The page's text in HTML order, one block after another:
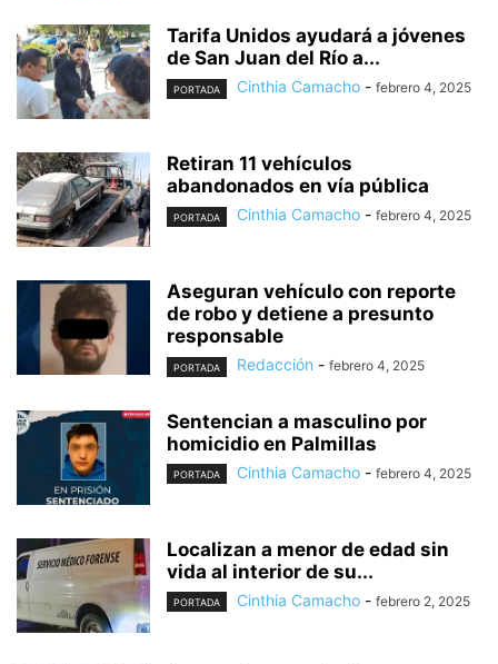
Tarifa Unidos ayudará a jóvenes
de San Juan del Río a...
PORTADA Cinthia Camacho - febrero 4, 2025
Retiran 11 vehículos
abandonados en vía pública
PORTADA Cinthia Camacho - febrero 4, 2025
Aseguran vehículo con reporte
de robo y detiene a presunto
responsable
PORTADA Redacción - febrero 4, 2025
Sentencian a masculino por
homicidio en Palmillas
PORTADA Cinthia Camacho - febrero 4, 2025
Localizan a menor de edad sin
vida al interior de su...
PORTADA Cinthia Camacho - febrero 2, 2025